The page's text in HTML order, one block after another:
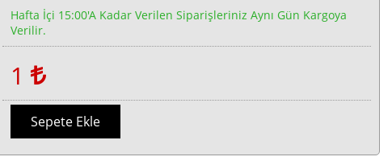
Hafta İçi 15:00'a Kadar Verilen Siparişleriniz Aynı Gün Kargoya
Verilir.
1
Sepete Ekle